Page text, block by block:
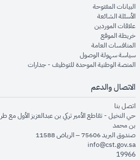
البيانات المفتوحةopens in new window
الأسئلة الشائعةopens in new window
علاقات الموردينopens in new window
خريطة الموقعopens in new window
المنافسات العامةopens in new window
سياسة سهولة الوصولopens in new window
المنصة الوطنية الموحدة للتوظيف - جداراتwindow
الاتصال والدعم
اتصل بنا
حي النخيل - تقاطع الأمير تركي بن عبدالعزيز الأول مع
بن محمد
صندوق البريد 75606 – الرياض 11588
info@cst.gov.sa
19966